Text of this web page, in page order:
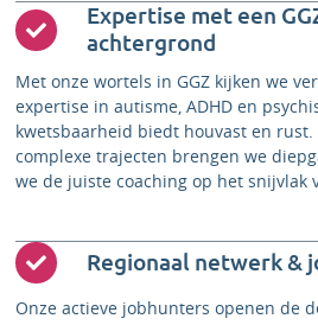
Expertise met een
achtergrond
Met onze wortels in GGZ kijken we
expertise in autisme, ADHD en
kwetsbaarheid biedt houvast en rust.
complexe trajecten brengen we
we de juiste coaching op het snijvlak
Regionaal netwerk &
Onze actieve jobhunters openen de